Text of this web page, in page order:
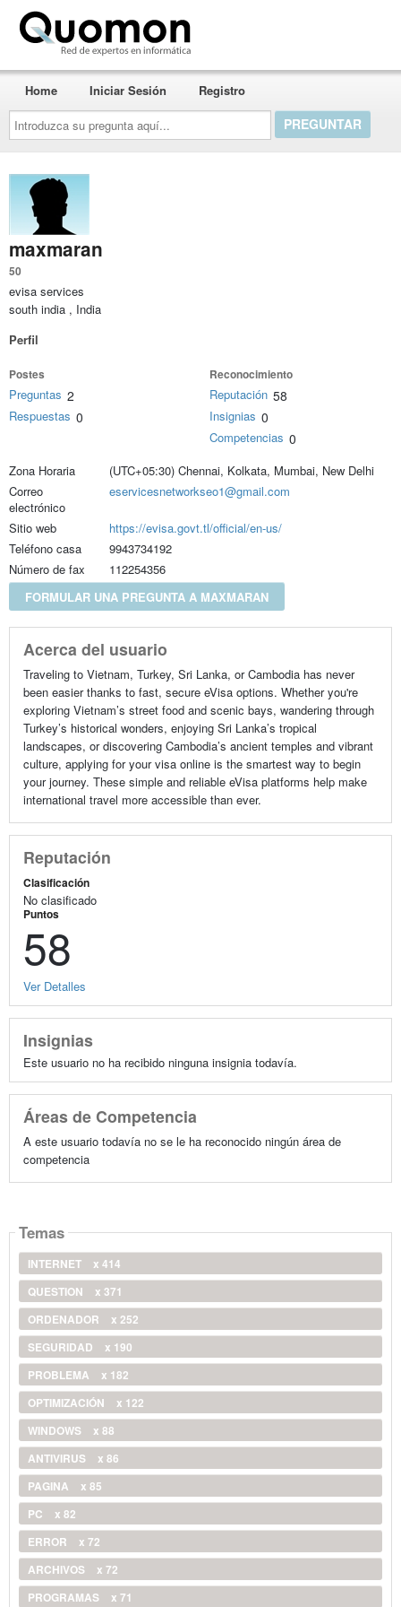
Introduzca
su
pregunta
aquí...
Home Iniciar Sesión Registro
maxmaran
50
evisa services
south india , India
Perfil
Postes
Preguntas 2
Respuestas 0
Reconocimiento
Reputación 58
Insignias 0
Competencias 0
Zona Horaria
(UTC+05:30) Chennai, Kolkata, Mumbai, New Delhi
Correo
electrónico
eservicesnetworkseo1@gmail.com
Sitio web
https://evisa.govt.tl/official/en-us/
Teléfono casa
9943734192
Número de fax
112254356
FORMULAR UNA PREGUNTA A MAXMARAN
Acerca del usuario
Traveling to Vietnam, Turkey, Sri Lanka, or Cambodia has never
been easier thanks to fast, secure eVisa options. Whether you're
exploring Vietnam’s street food and scenic bays, wandering through
Turkey’s historical wonders, enjoying Sri Lanka’s tropical
landscapes, or discovering Cambodia’s ancient temples and vibrant
culture, applying for your visa online is the smartest way to begin
your journey. These simple and reliable eVisa platforms help make
international travel more accessible than ever.
Reputación
Clasificación
No clasificado
Puntos
58
Ver Detalles
Insignias
Este usuario no ha recibido ninguna insignia todavía.
Áreas de Competencia
A este usuario todavía no se le ha reconocido ningún área de
competencia
Temas
INTERNET
x 414
QUESTION
x 371
ORDENADOR
x 252
SEGURIDAD
x 190
PROBLEMA
x 182
OPTIMIZACIÓN
x 122
WINDOWS
x 88
ANTIVIRUS
x 86
PAGINA
x 85
PC
x 82
ERROR
x 72
ARCHIVOS
x 72
PROGRAMAS
x 71